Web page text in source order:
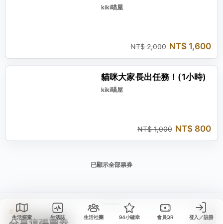
生活探索 生活誌 生活社團 94小確幸 會員QR 登入／註冊
kiki喵屋
NT$ 2,000 NT$ 1,600
貓咪大家長出任務！(1小時)
kiki喵屋
NT$ 1,000 NT$ 800
已顯示全部票券
生活誌